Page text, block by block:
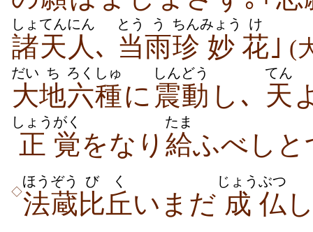
諸
しょ
天人
てんにん
､ 当
とう
雨
う
珍
ちん
妙
みょう
花
け
｣ (
大
だい
地
ち
六種
ろくしゅ
に 震動
しんどう
し､ 天
てん
正
しょう
覚
がく
をなり 給
たま
ふべしと
◇法蔵
ほうぞう
比丘
びく
いまだ 成
じょう
仏
ぶつ